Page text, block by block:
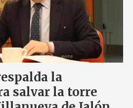
la
salvar la torre